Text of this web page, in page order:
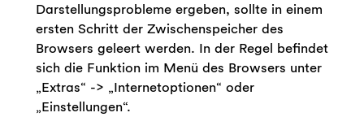
Darstellungsprobleme ergeben, sollte in einem
ersten Schritt der Zwischenspeicher des
Browsers geleert werden. In der Regel befindet
sich die Funktion im Menü des Browsers unter
„Extras“ -> „Internetoptionen“ oder
„Einstellungen“.